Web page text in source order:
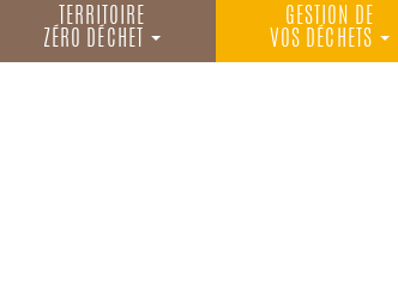
TERRITOIRE
ZÉRO DÉCHET
GESTION DE
VOS DÉCHETS